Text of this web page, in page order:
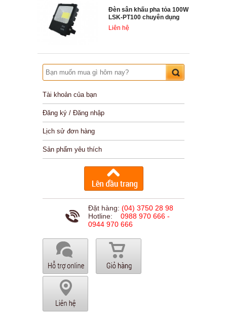
Đèn sân khấu pha tỏa 100W
LSK-PT100 chuyên dụng
Liên hệ
Tài khoản của bạn
Đăng ký / Đăng nhập
Lịch sử đơn hàng
Sản phẩm yêu thích
Đặt hàng: (04) 3750 28 98
Hotline: 0988 970 666 -
0944 970 666